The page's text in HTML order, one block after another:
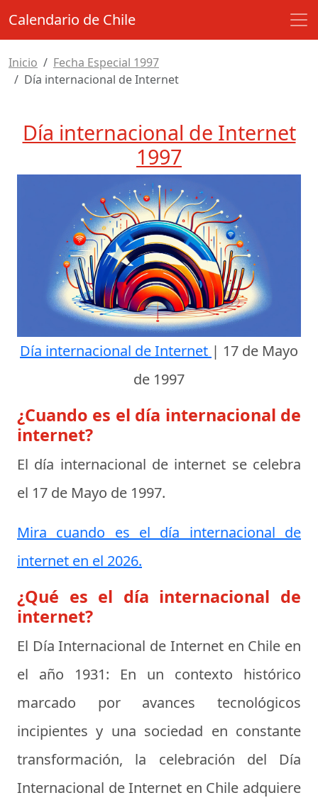
Calendario de Chile
Inicio
Fecha Especial 1997
Día internacional de Internet
Día internacional de Internet
1997
Día internacional de Internet | 17 de Mayo
de 1997
¿Cuando es el día internacional de
internet?
El día internacional de internet se celebra
el 17 de Mayo de 1997.
Mira cuando es el día internacional de
internet en el 2026.
¿Qué es el día internacional de
internet?
El Día Internacional de Internet en Chile en
el año 1931: En un contexto histórico
marcado por avances tecnológicos
incipientes y una sociedad en constante
transformación, la celebración del Día
Internacional de Internet en Chile adquiere